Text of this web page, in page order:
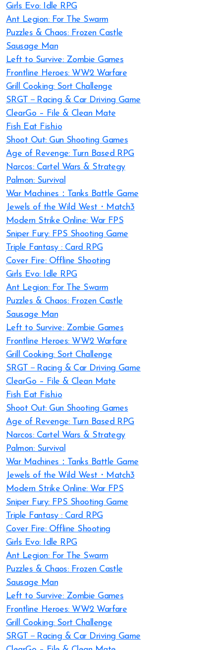
Girls Evo: Idle RPG
Ant Legion: For The Swarm
Puzzles & Chaos: Frozen Castle
Sausage Man
Left to Survive: Zombie Games
Frontline Heroes: WW2 Warfare
Grill Cooking: Sort Challenge
SRGT－Racing & Car Driving Game
ClearGo – File & Clean Mate
Fish Eat Fish.io
Shoot Out: Gun Shooting Games
Age of Revenge: Turn Based RPG
Narcos: Cartel Wars & Strategy
Palmon: Survival
War Machines：Tanks Battle Game
Jewels of the Wild West・Match3
Modern Strike Online: War FPS
Sniper Fury: FPS Shooting Game
Triple Fantasy : Card RPG
Cover Fire: Offline Shooting
Girls Evo: Idle RPG
Ant Legion: For The Swarm
Puzzles & Chaos: Frozen Castle
Sausage Man
Left to Survive: Zombie Games
Frontline Heroes: WW2 Warfare
Grill Cooking: Sort Challenge
SRGT－Racing & Car Driving Game
ClearGo – File & Clean Mate
Fish Eat Fish.io
Shoot Out: Gun Shooting Games
Age of Revenge: Turn Based RPG
Narcos: Cartel Wars & Strategy
Palmon: Survival
War Machines：Tanks Battle Game
Jewels of the Wild West・Match3
Modern Strike Online: War FPS
Sniper Fury: FPS Shooting Game
Triple Fantasy : Card RPG
Cover Fire: Offline Shooting
Girls Evo: Idle RPG
Ant Legion: For The Swarm
Puzzles & Chaos: Frozen Castle
Sausage Man
Left to Survive: Zombie Games
Frontline Heroes: WW2 Warfare
Grill Cooking: Sort Challenge
SRGT－Racing & Car Driving Game